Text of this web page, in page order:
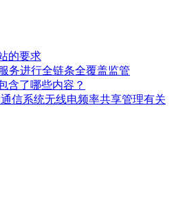
的要求
务进行全链条全覆盖监管
含了哪些内容？
信系统无线电频率共享管理有关